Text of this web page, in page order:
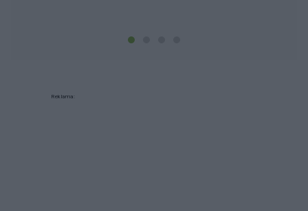
Reklama: